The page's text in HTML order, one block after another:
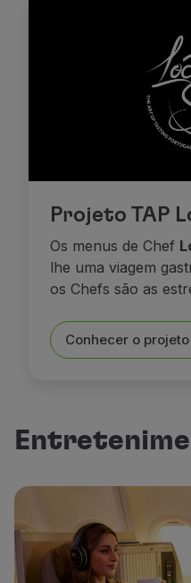
Projeto TAP
Os menus de Chef
lhe uma viagem
os Chefs são as
Conhecer o projeto